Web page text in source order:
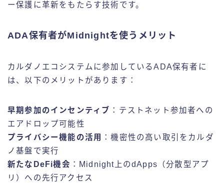
ー保護に革新をもたらす技術です。
ADA保有者がMidnightを使うメリット
カルダノエコシステムに参加しているADA保有者に
は、以下のメリットがあります：
早期参加のインセンティブ ：テストネット参加者への
エアドロップ可能性
プライバシー機能の活用
：機密性の高い取引をカルダ
ノ基盤で実行
新たなDeFi機会 ：Midnight上のdApps（分散型アプ
リ）への先行アクセス